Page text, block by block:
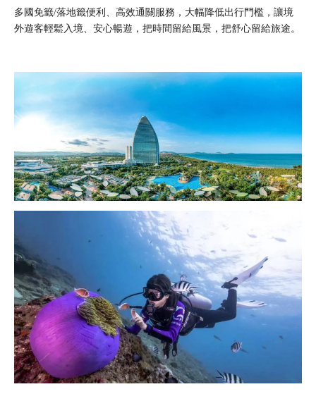
多國免籤/落地籤便利、高效通關服務，大幅降低出行門檻，讓境
外遊客輕鬆入境、安心暢遊，把時間留給風景，把舒心留給旅途。